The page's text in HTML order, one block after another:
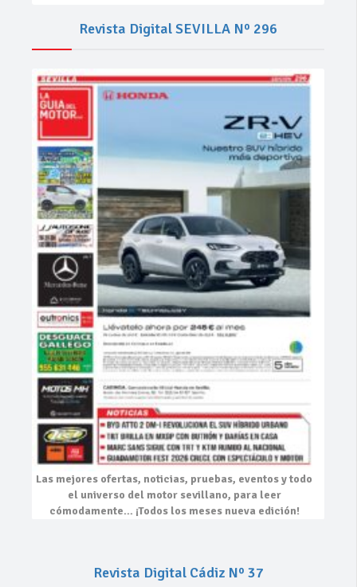
Revista Digital SEVILLA Nº 296
Las mejores ofertas, noticias, pruebas, eventosy todo
el universo del motor sevillano, para leer
cómodamente… ¡Todos los meses nueva edición!
Revista Digital Cádiz Nº 37